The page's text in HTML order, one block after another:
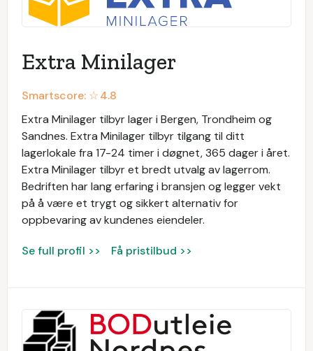
Extra Minilager
Smartscore: ☆4.8
Extra Minilager tilbyr lager i Bergen, Trondheim og
Sandnes. Extra Minilager tilbyr tilgang til ditt
lagerlokale fra 17-24 timer i døgnet, 365 dager i året.
Extra Minilager tilbyr et bredt utvalg av lagerrom.
Bedriften har lang erfaring i bransjen og legger vekt
på å være et trygt og sikkert alternativ for
oppbevaring av kundenes eiendeler.
Se full profil >> Få pristilbud >>